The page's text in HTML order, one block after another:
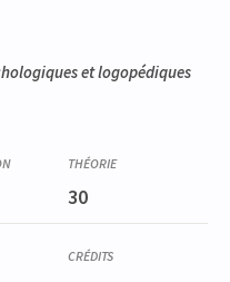
et logopédiques
30